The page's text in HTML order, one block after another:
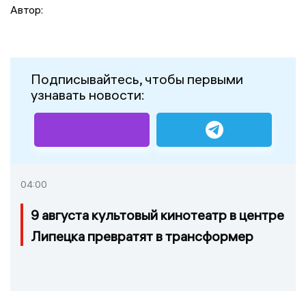
Автор:
Подписывайтесь, чтобы первыми
узнавать новости:
04:00
9 августа культовый кинотеатр в центре
Липецка превратят в трансформер